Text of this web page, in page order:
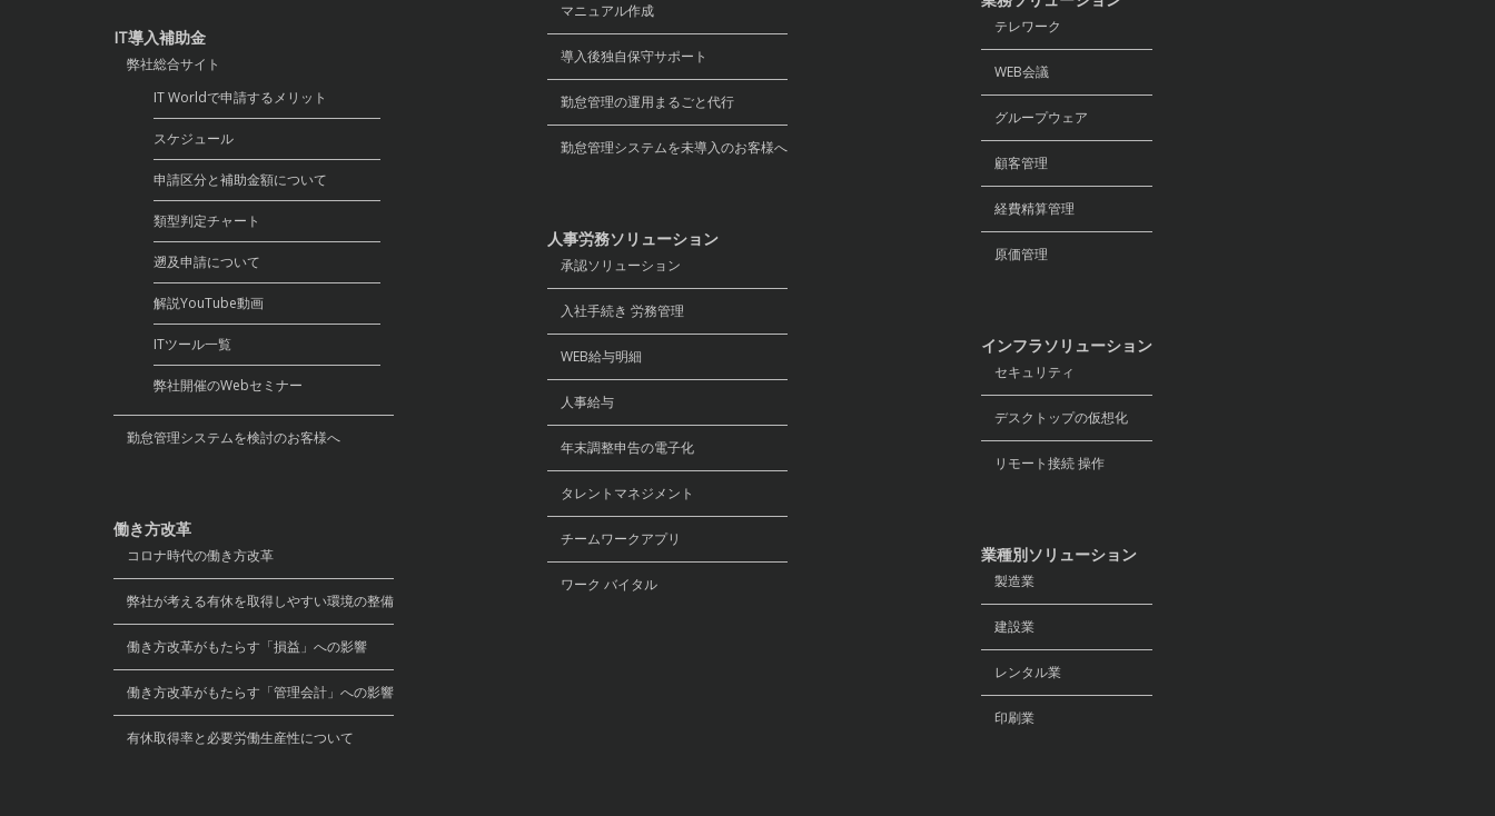
IT導入補助金
弊社総合サイト
IT Worldで申請するメリット
スケジュール
申請区分と補助金額について
類型判定チャート
遡及申請について
解説YouTube動画
ITツール一覧
弊社開催のWebセミナー
勤怠管理システムを検討のお客様へ
働き方改革
コロナ時代の働き方改革
弊社が考える有休を取得しやすい環境の整備
働き方改革がもたらす「損益」への影響
働き方改革がもたらす「管理会計」への影響
有休取得率と必要労働生産性について
マニュアル作成
導入後独自保守サポート
勤怠管理の運用まるごと代行
勤怠管理システムを未導入のお客様へ
人事労務ソリューション
承認ソリューション
入社手続き 労務管理
WEB給与明細
人事給与
年末調整申告の電子化
タレントマネジメント
チームワークアプリ
ワーク バイタル
テレワーク
WEB会議
グループウェア
顧客管理
経費精算管理
原価管理
インフラソリューション
セキュリティ
デスクトップの仮想化
リモート接続 操作
業種別ソリューション
製造業
建設業
レンタル業
印刷業